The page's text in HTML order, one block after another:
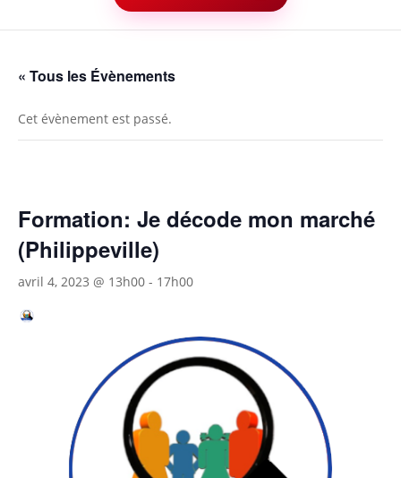
« Tous les Évènements
Cet évènement est passé.
Formation: Je décode mon marché
(Philippeville)
avril 4, 2023 @ 13h00 - 17h00